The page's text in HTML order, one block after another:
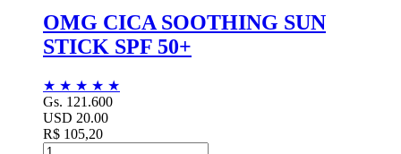
OMG CICA SOOTHING SUN
STICK SPF 50+
★ ★ ★ ★ ★
Gs. 121.600
USD 20.00
R$ 105,20